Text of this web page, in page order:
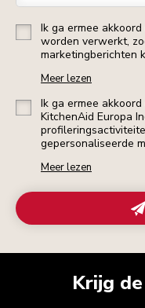
Ik ga ermee
worden verwerkt,
marketingberichten
Meer lezen
Ik ga ermee
KitchenAid Europa
gepersonaliseerde
Meer lezen
Krijg